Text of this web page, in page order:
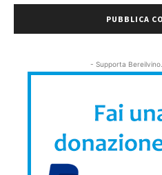
- Supporta